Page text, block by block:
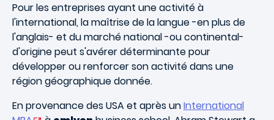
Pour les entreprises ayant une activité à
l'international, la maîtrise de la langue -en plus de
l'anglais- et du marché national -ou continental-
d'origine peut s'avérer déterminante pour
développer ou renforcer son activité dans une
région géographique donnée.
En provenance des USA et après unInternational